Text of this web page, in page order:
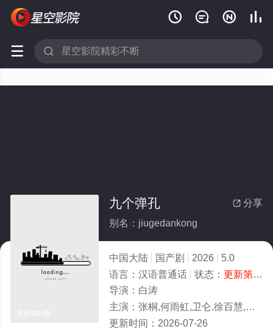
   
 
 分享
九个弹孔
别名：jiugedankong
中国大陆 国产剧 2026
5.0
语言： 汉语普通话 状态： 更新第24集
导演： 白涛
主演： 张桐,何雨虹,卫仑,徐百慧,杨轶,齐奎,孙绍龙,傅亨
更新时间： 2026-07-26